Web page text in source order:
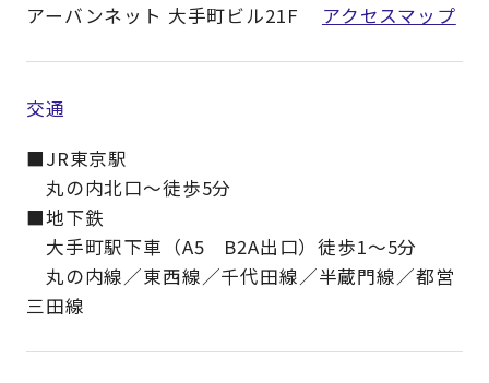
アーバンネット 大手町ビル21F
アクセスマップ
交通
■JR東京駅
丸の内北口～徒歩5分
■地下鉄
大手町駅下車（A5 B2A出口）徒歩1～5分
丸の内線／東西線／千代田線／半蔵門線／都営
三田線